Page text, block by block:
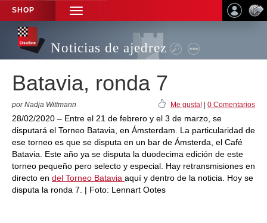
SHOP
TOGGLE
NAVIGATION
Noticias de ajedrez
Batavia, ronda 7
por Nadja Wittmann Me gusta! 0 Comentarios
28/02/2020 – Entre el 21 de febrero y el 3 de marzo, se
disputará el Torneo Batavia, en Ámsterdam. La particularidad de
ese torneo es que se disputa en un bar de Ámsterda, el Café
Batavia. Este año ya se disputa la duodecima edición de este
torneo pequeño pero selecto y especial. Hay retransmisiones en
directo en del Torneo Batavia aquí y dentro de la noticia. Hoy se
disputa la ronda 7. | Foto: Lennart Ootes